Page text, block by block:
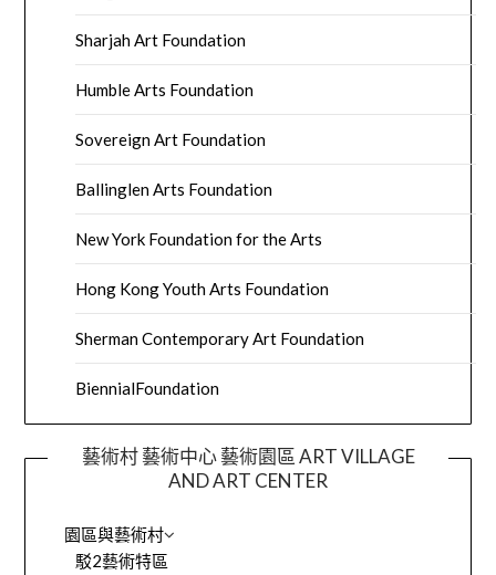
Sharjah Art Foundation
Humble Arts Foundation
Sovereign Art Foundation
Ballinglen Arts Foundation
New York Foundation for the Arts
Hong Kong Youth Arts Foundation
Sherman Contemporary Art Foundation
BiennialFoundation
藝術村 藝術中心 藝術園區 ART VILLAGE
AND ART CENTER
園區與藝術村
駁2藝術特區